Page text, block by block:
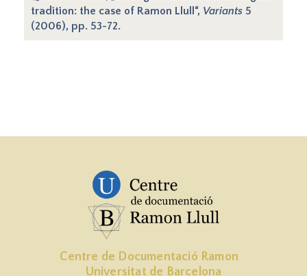
tradition: the case of Ramon Llull“, Variants 5
(2006), pp. 53-72.
Centre de Documentació Ramon
Universitat de Barcelona